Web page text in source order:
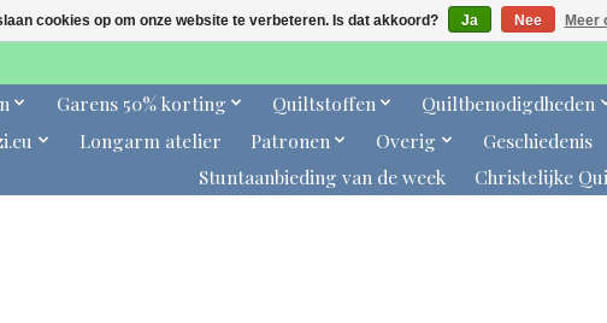
Garens 50% korting Quiltstoffen
Quiltbenodigdheden
Longarm atelier Patronen Overig
Geschiedenis
Stuntaanbieding van de week
Christelijke
cookies op om onze website te verbeteren. Is dat akkoord? Ja Nee Meer